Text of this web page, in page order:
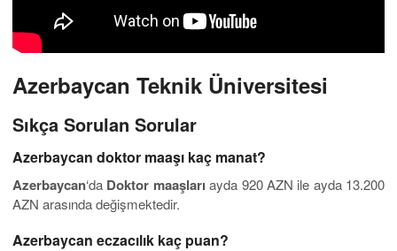
Azerbaycan Teknik Üniversitesi
Sıkça Sorulan Sorular
Azerbaycan doktor maaşı kaç manat?
Azerbaycan‘da Doktor maaşları ayda 920 AZN ile ayda 13.200
AZN arasında değişmektedir.
Azerbaycan eczacılık kaç puan?